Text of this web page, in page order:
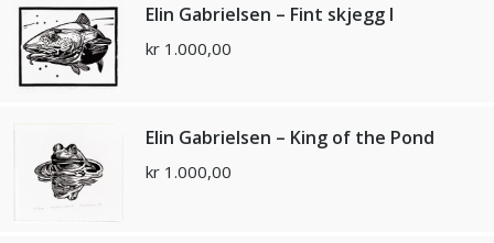
Elin Gabrielsen – Fint skjegg I
kr 1.000,00
Elin Gabrielsen – King of the Pond
kr 1.000,00